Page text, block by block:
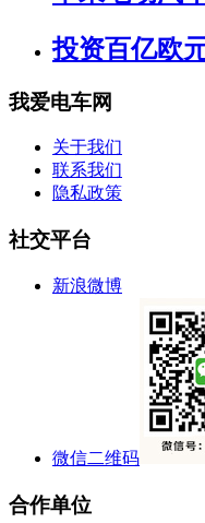
投资百亿欧
我爱电车网
关于我们
联系我们
隐私政策
社交平台
新浪微博
微信二维码
合作单位